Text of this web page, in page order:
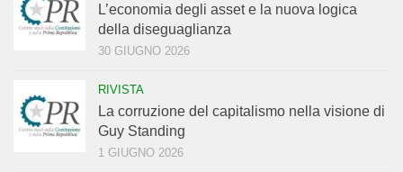
L’economia degli asset e la nuova logica
della diseguaglianza
30 GIUGNO 2026
RIVISTA
La corruzione del capitalismo nella visione di
Guy Standing
1 GIUGNO 2026